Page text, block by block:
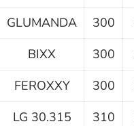
GLUMANDA 300
BIXX
300
FEROXXY
300
LG 30.315
310